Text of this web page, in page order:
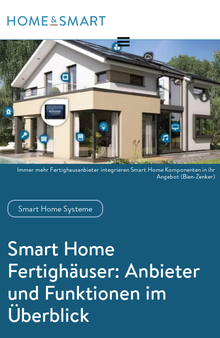
to
Smart Home Systeme
Smart Home
Fertighäuser: Anbieter
und Funktionen im
Überblick
Immer mehr Fertighausanbieter integrieren Smart Home Komponenten in ihr
Angebot (Bien-Zenker)